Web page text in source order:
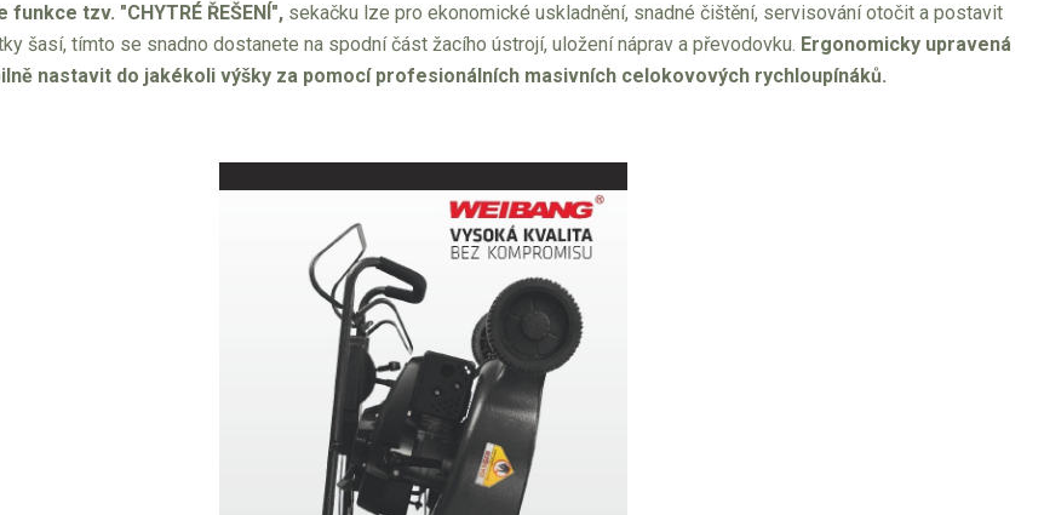
tzv. "CHYTRÉ ŘEŠENÍ", sekačku lze pro ekonomické uskladnění, snadné čištění, servisování otočit a postavit
šasí, tímto se snadno dostanete na spodní část žacího ústrojí, uložení náprav a převodovku. Ergonomicky upravená
nastavit do jakékoli výšky za pomocí profesionálních masivních celokovových rychloupínáků.